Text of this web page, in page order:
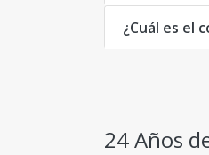
¿Cuál es el
24 Años